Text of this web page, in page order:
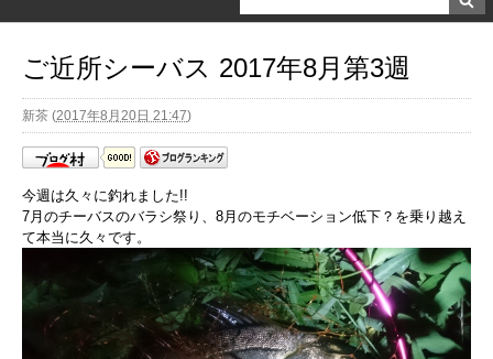
ご近所シーバス 2017年8月第3週
新茶 (2017年8月20日 21:47)
今週は久々に釣れました!!
7月のチーバスのバラシ祭り、8月のモチベーション低下？を乗り越え
て本当に久々です。